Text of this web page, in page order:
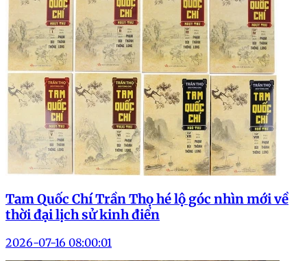
Tam Quốc Chí Trần Thọ hé lộ góc nhìn mới về
thời đại lịch sử kinh điển
2026-07-16 08:00:01